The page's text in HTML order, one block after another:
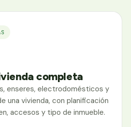
completa
enseres, electrodomésticos y
una vivienda, con planificación
accesos y tipo de inmueble.